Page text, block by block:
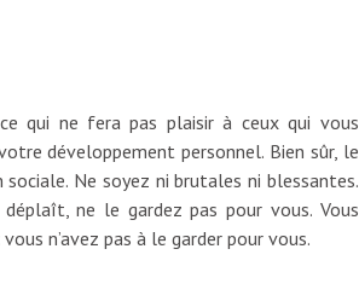
qui ne fera pas plaisir à ceux qui vous
développement personnel. Bien sûr, le
Ne soyez ni brutales ni blessantes.
ne le gardez pas pour vous. Vous
n’avez pas à le garder pour vous.